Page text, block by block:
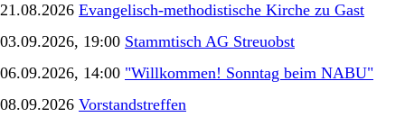
21.08.2026 Evangelisch-methodistische Kirche zu Gast
03.09.2026, 19:00 Stammtisch AG Streuobst
06.09.2026, 14:00 "Willkommen! Sonntag beim NABU"
08.09.2026 Vorstandstreffen